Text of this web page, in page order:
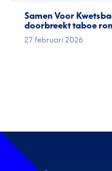
Samen Voor
doorbreekt taboe
27 februari 2026